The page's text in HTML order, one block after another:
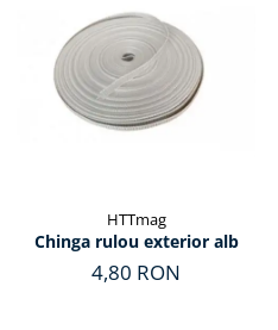
HTTmag
Chinga rulou exterior alb
4,80 RON